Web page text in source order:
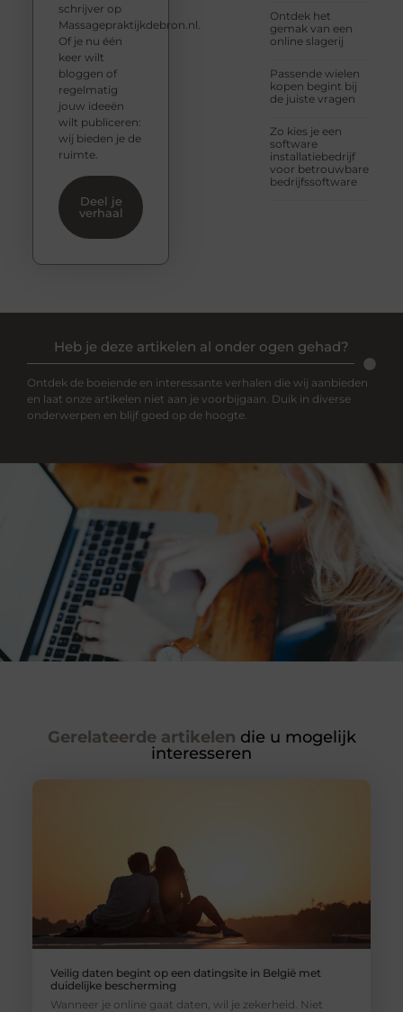
Ontdek het
gemak van een
online slagerij
Passende wielen
kopen begint bij
de juiste vragen
Zo kies je een
software
installatiebedrijf
voor betrouwbare
bedrijfssoftware
schrijver op
Massagepraktijkdebron.nl.
Of je nu één
keer wilt
bloggen of
regelmatig
jouw ideeën
wilt publiceren:
wij bieden je de
ruimte.
Deel je
verhaal
Heb je deze artikelen al onder ogen gehad?
Ontdek de boeiende en interessante verhalen die wij aanbieden
en laat onze artikelen niet aan je voorbijgaan. Duik in diverse
onderwerpen en blijf goed op de hoogte.
Gerelateerde artikelen die u mogelijk
interesseren
Veilig daten begint op een datingsite in België met
duidelijke bescherming
Wanneer je online gaat daten, wil je zekerheid. Niet